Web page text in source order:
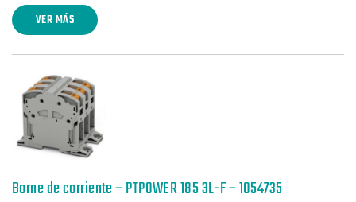
VER MÁS
Borne de corriente – PTPOWER 185 3L-F – 1054735